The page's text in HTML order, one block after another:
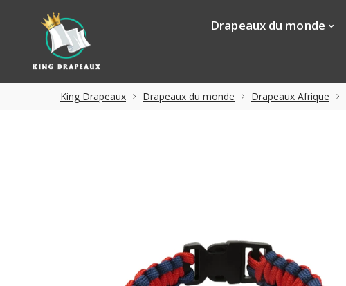
Drapeaux du monde
King Drapeaux Drapeaux du monde Drapeaux Afrique